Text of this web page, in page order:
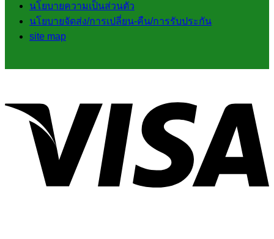
นโยบายความเป็นส่วนตัว
นโยบายจัดส่ง/การเปลี่ยน-คืน/การรับประกัน
site map